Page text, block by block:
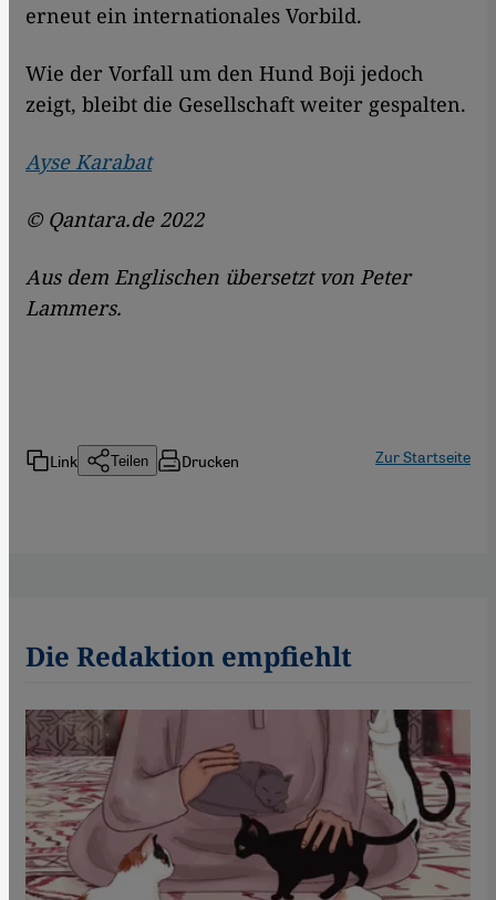
erneut ein internationales Vorbild.
Wie der Vorfall um den Hund Boji jedoch
zeigt, bleibt die Gesellschaft weiter gespalten.
Ayse Karabat
© Qantara.de 2022
Aus dem Englischen übersetzt von Peter
Lammers.
Link Teilen Drucken Zur Startseite
Die Redaktion empfiehlt